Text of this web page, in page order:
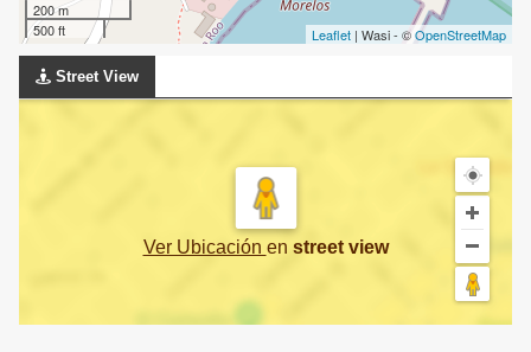
200 m
500 ft
Leaflet | Wasi - ©OpenStreetMap
Street View
Ver Ubicación en street view